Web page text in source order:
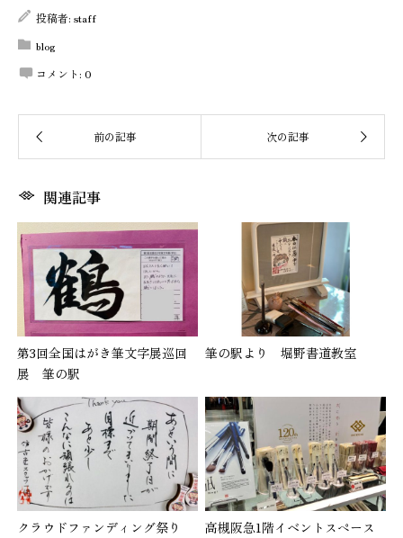
投稿者: staff
blog
コメント: 0
関連記事
第3回全国はがき筆文字展巡回
展 筆の駅
筆の駅より 堀野書道教室
クラウドファンディング祭り
高槻阪急1階イベントスペース